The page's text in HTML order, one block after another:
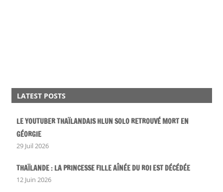
LATEST POSTS
LE YOUTUBER THAÏLANDAIS HLUN SOLO RETROUVÉ MORT EN
GÉORGIE
29 Juil 2026
THAÏLANDE : LA PRINCESSE FILLE AÎNÉE DU ROI EST DÉCÉDÉE
12 Juin 2026